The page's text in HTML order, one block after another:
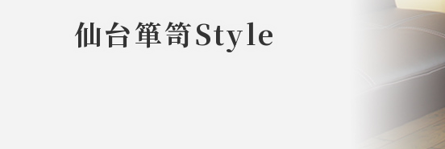
仙台箪笥Style